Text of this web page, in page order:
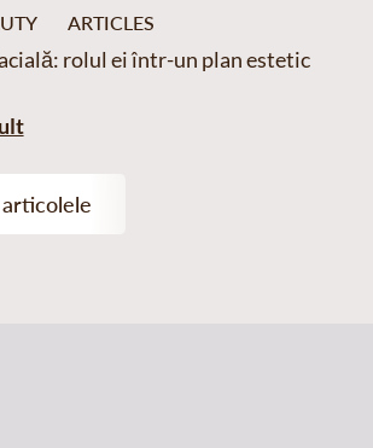
ARTICLES
rolul ei într-un plan estetic